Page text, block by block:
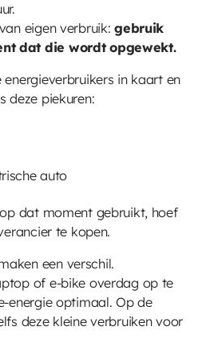
eigen verbruik:gebruik
dat die wordt opgewekt.
in kaart en
deze piekuren:
auto
dat moment gebruikt, hoef
te kopen.
een verschil.
of e-bike overdag op te
energie optimaal. Op de
deze kleine verbruiken voor